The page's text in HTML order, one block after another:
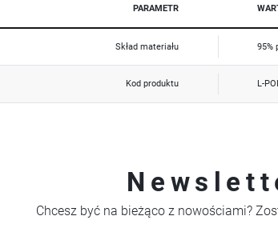
PARAMETR
Skład materiału 95%
Kod produktu L-
Chcesz być na bieżąco z nowościami?